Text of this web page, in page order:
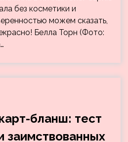
без косметики и
можем сказать,
Белла Торн (Фото:
бланш: тест
заимствованных